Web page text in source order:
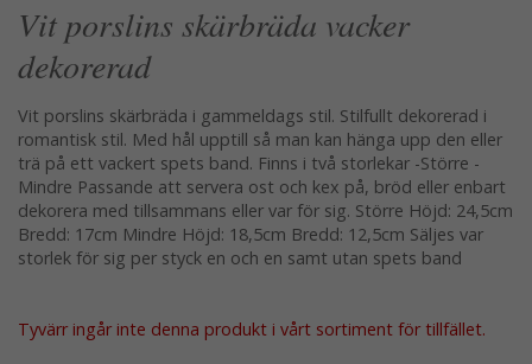
Vit porslins skärbräda vacker
dekorerad
Vit porslins skärbräda i gammeldags stil. Stilfullt dekorerad i
romantisk stil. Med hål upptill så man kan hänga upp den eller
trä på ett vackert spets band. Finns i två storlekar -Större -
Mindre Passande att servera ost och kex på, bröd eller enbart
dekorera med tillsammans eller var för sig. Större Höjd: 24,5cm
Bredd: 17cm Mindre Höjd: 18,5cm Bredd: 12,5cm Säljes var
storlek för sig per styck en och en samt utan spets band
Tyvärr ingår inte denna produkt i vårt sortiment för tillfället.